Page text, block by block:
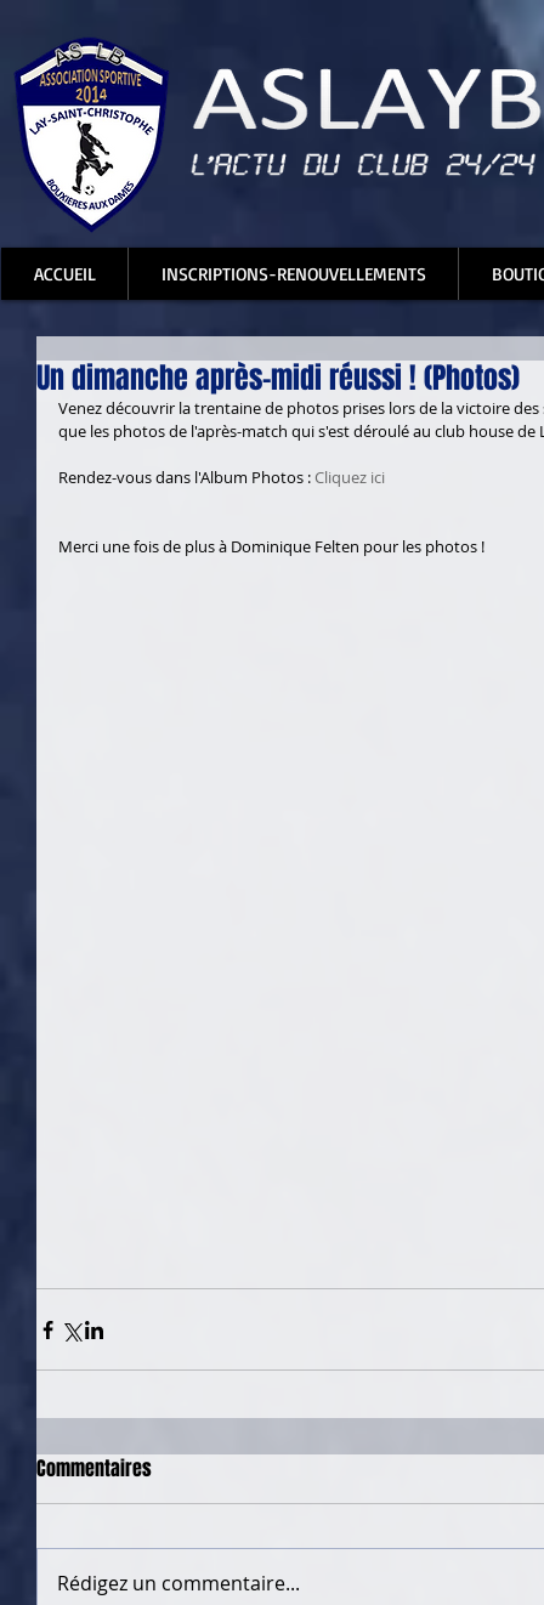
ACCUEIL INSCRIPTIONS-RENOUVELLEMENTS
Un dimanche après-midi réussi ! (Photos)
Venez découvrir la trentaine de photos prises lors de la victoire
que les photos de l'après-match qui s'est déroulé au club house de
Rendez-vous dans l'Album Photos : Cliquez ici
Merci une fois de plus à Dominique Felten pour les photos !
Commentaires
Rédigez un commentaire...